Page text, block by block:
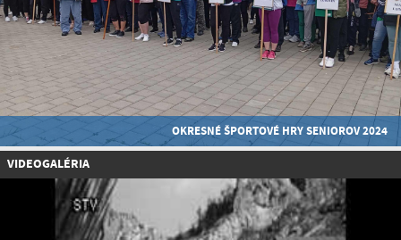
OKRESNÉ ŠPORTOVÉ HRY SENIOROV 2024
VIDEOGALÉRIA